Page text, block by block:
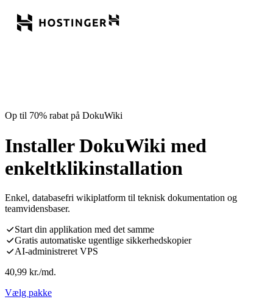
Op til 70% rabat på DokuWiki
Installer DokuWiki med
enkeltklikinstallation
Enkel, databasefri wikiplatform til teknisk dokumentation og
teamvidensbaser.
Start din applikation med det samme
Gratis automatiske ugentlige sikkerhedskopier
AI-administreret VPS
40,99 kr./md.
Vælg pakke